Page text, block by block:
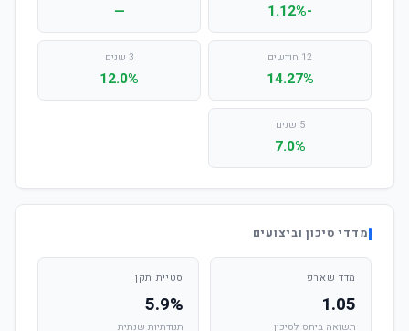
-1.12%
—
12 חודשים
14.27%
3 שנים
12.0%
5 שנים
7.0%
מדדי סיכון וביצועים
מדד שארפ
1.05
תשואה ביחס לסיכון
סטיית תקן
5.9%
תנודתיות שנתית